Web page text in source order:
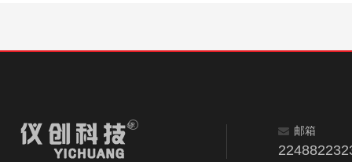
邮箱